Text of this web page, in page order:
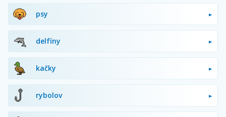
psy
delfíny
kačky
rybolov